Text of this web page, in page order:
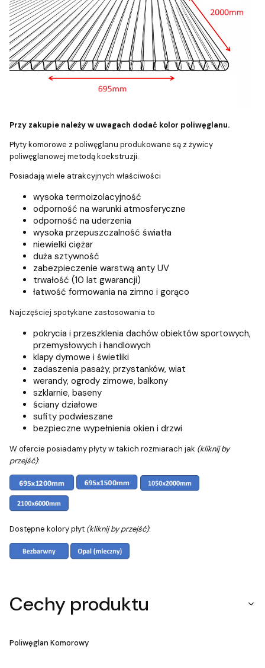
Przy zakupie należy w uwagach dodać kolor poliwęglanu.
Płyty komorowe z poliwęglanu produkowane są z żywicy
poliwęglanowej metodą koekstruzji.
Posiadają wiele atrakcyjnych właściwości
wysoka termoizolacyjność
odporność na warunki atmosferyczne
odporność na uderzenia
wysoka przepuszczalność światła
niewielki ciężar
duża sztywność
zabezpieczenie warstwą anty UV
trwałość (10 lat gwarancji)
łatwość formowania na zimno i gorąco
Najczęściej spotykane zastosowania to
pokrycia i przeszklenia dachów obiektów sportowych,
przemysłowych i handlowych
klapy dymowe i świetliki
zadaszenia pasaży, przystanków, wiat
werandy, ogrody zimowe, balkony
szklarnie, baseny
ściany działowe
sufity podwieszane
bezpieczne wypełnienia okien i drzwi
W ofercie posiadamy płyty w takich rozmiarach jak (kliknij by
przejść):
Dostępne kolory płyt (kliknij by przejść):
Cechy produktu
Poliwęglan Komorowy